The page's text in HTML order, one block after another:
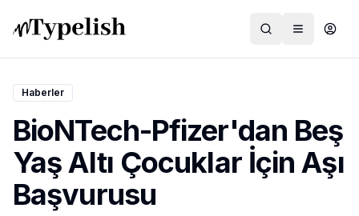
Dünya
Film ve Dizi
Kültür ve Sanat
Haberler
BioNTech-Pfizer'dan Beş
Yaş Altı Çocuklar İçin Aşı
Başvurusu